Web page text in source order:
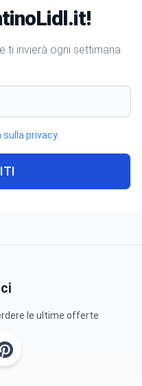
ti invierà ogni settimana
privacy.
le ultime offerte